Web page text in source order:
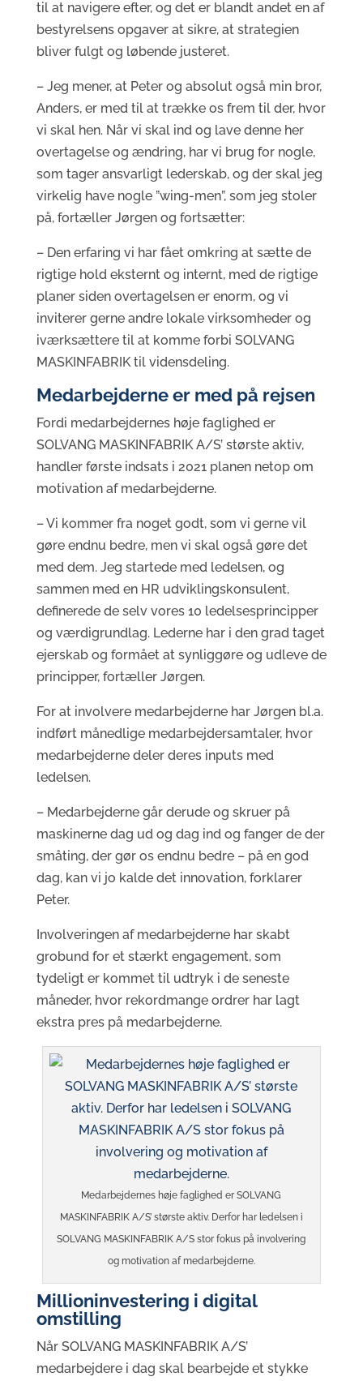
til at navigere efter, og det er blandt andet en af
bestyrelsens opgaver at sikre, at strategien
bliver fulgt og løbende justeret.
– Jeg mener, at Peter og absolut også min bror,
Anders, er med til at trække os frem til der, hvor
vi skal hen. Når vi skal ind og lave denne her
overtagelse og ændring, har vi brug for nogle,
som tager ansvarligt lederskab, og der skal jeg
virkelig have nogle ”wing-men”, som jeg stoler
på, fortæller Jørgen og fortsætter:
– Den erfaring vi har fået omkring at sætte de
rigtige hold eksternt og internt, med de rigtige
planer siden overtagelsen er enorm, og vi
inviterer gerne andre lokale virksomheder og
iværksættere til at komme forbi SOLVANG
MASKINFABRIK til vidensdeling.
Medarbejderne er med på rejsen
Fordi medarbejdernes høje faglighed er
SOLVANG MASKINFABRIK A/S’ største aktiv,
handler første indsats i 2021 planen netop om
motivation af medarbejderne.
– Vi kommer fra noget godt, som vi gerne vil
gøre endnu bedre, men vi skal også gøre det
med dem. Jeg startede med ledelsen, og
sammen med en HR udviklingskonsulent,
definerede de selv vores 10 ledelsesprincipper
og værdigrundlag. Lederne har i den grad taget
ejerskab og formået at synliggøre og udleve de
principper, fortæller Jørgen.
For at involvere medarbejderne har Jørgen bl.a.
indført månedlige medarbejdersamtaler, hvor
medarbejderne deler deres inputs med
ledelsen.
– Medarbejderne går derude og skruer på
maskinerne dag ud og dag ind og fanger de der
småting, der gør os endnu bedre – på en god
dag, kan vi jo kalde det innovation, forklarer
Peter.
Involveringen af medarbejderne har skabt
grobund for et stærkt engagement, som
tydeligt er kommet til udtryk i de seneste
måneder, hvor rekordmange ordrer har lagt
ekstra pres på medarbejderne.
Medarbejdernes høje faglighed er SOLVANG
MASKINFABRIK A/S’ største aktiv. Derfor har ledelsen i
SOLVANG MASKINFABRIK A/S stor fokus på involvering
og motivation af medarbejderne.
Millioninvestering i digital
omstilling
Når SOLVANG MASKINFABRIK A/S’
medarbejdere i dag skal bearbejde et stykke